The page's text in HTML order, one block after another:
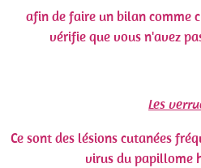
afin de faire un bilan comme
vérifie que vous n'avez
Les
Ce sont des lésions cutanées
virus du papillome